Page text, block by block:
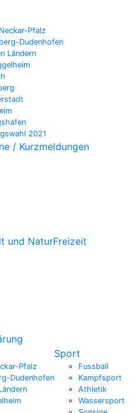
Pfalz
Dudenhofen
Ländern
2021
/ Kurzmeldungen
und NaturFreizeit
Pfalz
Dudenhofen
Sport
Fussball
Kampfsport
Athletik
Wassersport